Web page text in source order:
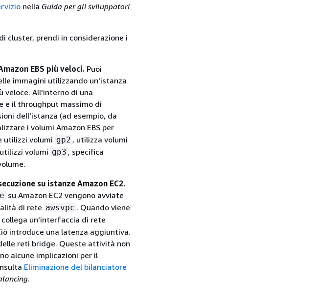
nella Guida per gli sviluppatori
cluster, prendi in considerazione i
EBS più veloci. Puoi
immagini utilizzando un'istanza
veloce. All'interno di una
e il throughput massimo di
dell'istanza (ad esempio, da
i volumi Amazon EBS per
utilizzi volumi gp2 , utilizza volumi
volumi gp3 , specifica
su istanze Amazon EC2.
su Amazon EC2 vengono avviate
di rete awsvpc . Quando viene
collega un'interfaccia di rete
introduce una latenza aggiuntiva.
reti bridge. Queste attività non
alcune implicazioni per il
Eliminazione del bilanciatore
.